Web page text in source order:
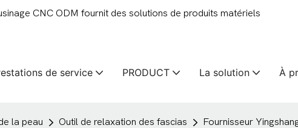
CNC ODM fournit des solutions de produits matériels
de service PRODUCT La solution À
la peau Outil de relaxation des fascias Fournisseur